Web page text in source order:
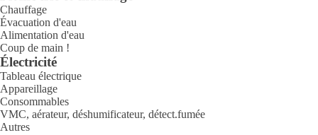
Chauffage
Évacuation d'eau
Alimentation d'eau
Coup de main !
Électricité
Tableau électrique
Appareillage
Consommables
VMC, aérateur, déshumificateur, détect.fumée
Autres